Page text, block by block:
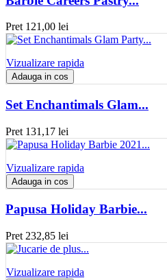
Pret 121,00 lei
Vizualizare rapida
Adauga in cos
Set Enchantimals Glam...
Pret 131,17 lei
Vizualizare rapida
Adauga in cos
Papusa Holiday Barbie...
Pret 232,85 lei
Vizualizare rapida